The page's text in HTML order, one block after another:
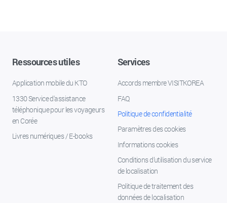
Ressources utiles
Application mobile du KTO
1330 Service d'assistance
téléphonique pour les voyageurs
en Corée
Livres numériques / E-books
Services
Accords membre VISITKOREA
FAQ
Politique de confidentialité
Paramètres des cookies
Informations cookies
Conditions d’utilisation du service
de localisation
Politique de traitement des
données de localisation